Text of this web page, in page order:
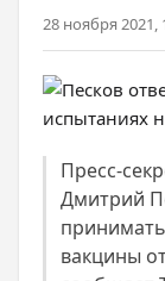
28 ноября 2021,
Пресс-
Дмитрий
вакцины